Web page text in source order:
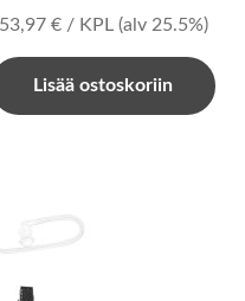
53,97 €/ KPL (alv 25.5%)
Lisää ostoskoriin